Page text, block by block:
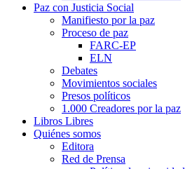
Paz con Justicia Social
Manifiesto por la paz
Proceso de paz
FARC-EP
ELN
Debates
Movimientos sociales
Presos políticos
1.000 Creadores por la paz
Libros Libres
Quiénes somos
Editora
Red de Prensa